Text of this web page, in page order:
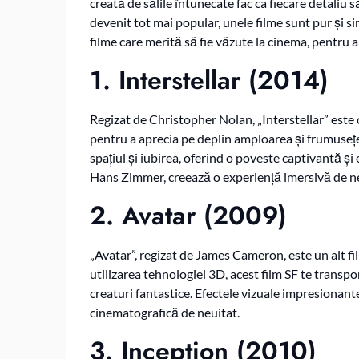
devenit tot mai popular, unele filme sunt pur și
filme care merită să fie văzute la cinema, pentru
1. Interstellar(2014)
Regizat de Christopher Nolan, „Interstellar”
pentru a aprecia pe deplin amploarea și
spațiul și iubirea, oferind o poveste captivantă și
Hans Zimmer, creează o experiență imersivă de
2. Avatar(2009)
„Avatar”, regizat de James Cameron, este un
utilizarea tehnologiei 3D, acest film SF te
creaturi fantastice. Efectele vizuale
cinematografică de neuitat.
3. Inception (2010)